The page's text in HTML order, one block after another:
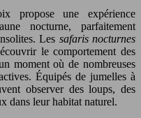
propose une expérience
nocturne, parfaitement
Les safaris nocturnes
le comportement des
moment où de nombreuses
Équipés de jumelles à
observer des loups, des
dans leur habitat naturel.